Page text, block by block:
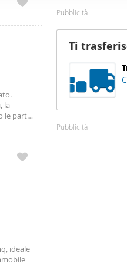
sito
loro
la
le parti
ideale
Pubblicità
Ti
Pubblicità